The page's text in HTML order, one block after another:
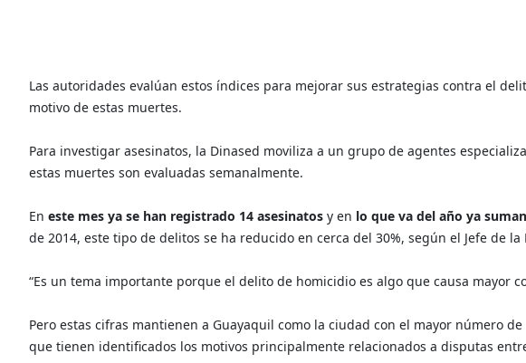
Las autoridades evalúan estos índices para mejorar sus estrategias contra el
motivo de estas muertes.
Para investigar asesinatos, la Dinased moviliza a un grupo de agentes
estas muertes son evaluadas semanalmente.
En este mes ya se han registrado 14 asesinatos y en lo que va del año ya
de 2014, este tipo de delitos se ha reducido en cerca del 30%, según el Jefe de la
“Es un tema importante porque el delito de homicidio es algo que causa mayor
Pero estas cifras mantienen a Guayaquil como la ciudad con el mayor número
que tienen identificados los motivos principalmente relacionados a disputas